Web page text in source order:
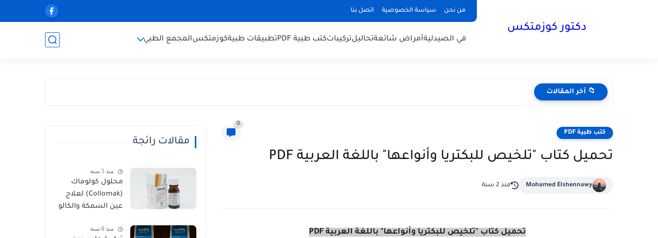
من نحن سياسة الخصوصية اتصل بنا
دكتور كوزمتكس
في الصيدليةأمراض شائعةتحاليلتركيباتكتب طبية PDF تطبيقات طبيةكوزمتكسالمجمع الطبي
📁 آخر المقالات
كتب طبية PDF
0
تحميل كتاب "تلخيص للبكتريا وأنواعها" باللغة العربية PDF
Mohamed Elshennawy منذ 2 سنة
تحميل كتاب "تلخيص للبكتريا وأنواعها" باللغة العربية PDF
مقالات رائجة
منذ 5 سنة
محلول كولوماك
(Collomak) لعلاج
عين السمكة والكالو
منذ 6 سنة